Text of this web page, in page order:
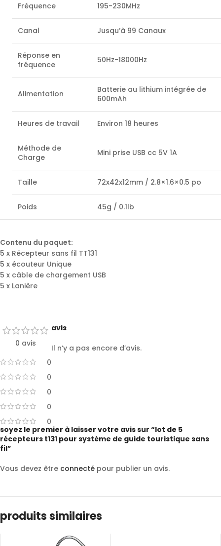
Fréquence 195-230MHz
Canal Jusqu’à 99 Canaux
Réponse en
fréquence
50Hz-18000Hz
Alimentation
Batterie au lithium intégrée de
600mAh
Heures de travail Environ 18 heures
Méthode de
Charge
Mini prise USB cc 5V 1A
Taille 72x42x12mm / 2.8×1.6×0.5 po
Poids 45g / 0.1lb
Contenu du paquet:
5 x Récepteur sans fil TT131
5 x écouteur Unique
5 x câble de chargement USB
5 x Lanière
0 avis
0
0
0
0
0
avis
Il n’y a pas encore d’avis.
soyez le premier à laisser votre avis sur “lot de 5
récepteurs t131 pour système de guide touristique sans
fil”
Vous devez être connecté pour publier un avis.
produits similaires